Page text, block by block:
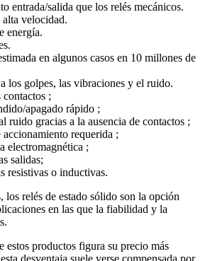
entrada/salida que los relés mecánicos.
velocidad.
energía.
en algunos casos en 10 millones de
los golpes, las vibraciones y el ruido.
contactos ;
apagado rápido ;
ruido gracias a la ausencia de contactos ;
requerida ;
electromagnética ;
salidas;
resistivas o inductivas.
los relés de estado sólido son la opción
en las que la fiabilidad y la
estos productos figura su precio más